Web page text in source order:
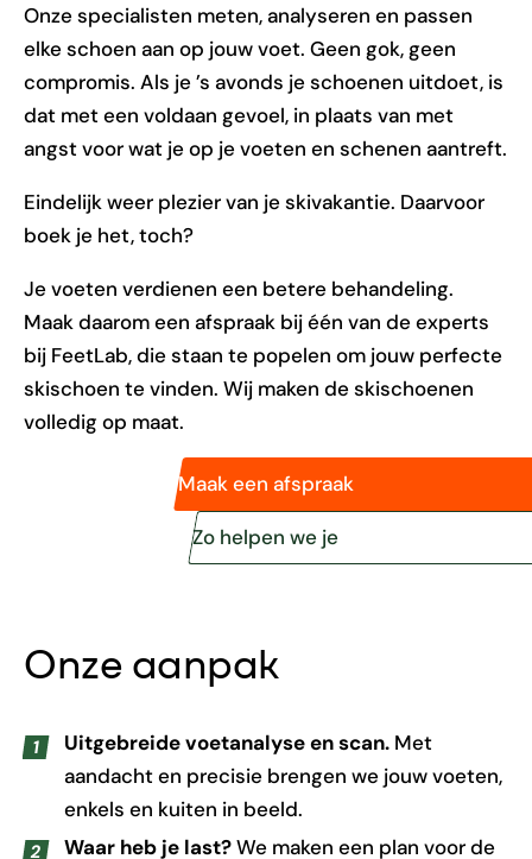
Onze specialisten meten, analyseren en passen
elke schoen aan op jouw voet. Geen gok, geen
compromis. Als je ’s avonds je schoenen uitdoet, is
dat met een voldaan gevoel, in plaats van met
angst voor wat je op je voeten en schenen aantreft.
Eindelijk weer plezier van je skivakantie. Daarvoor
boek je het, toch?
Je voeten verdienen een betere behandeling.
Maak daarom een afspraak bij één van de experts
bij FeetLab, die staan te popelen om jouw perfecte
skischoen te vinden. Wij maken de skischoenen
volledig op maat.
Maak een afspraak
Zo helpen we je
Onze aanpak
Uitgebreide voetanalyse en scan.Met
aandacht en precisie brengen we jouw voeten,
enkels en kuiten in beeld.
Waar heb je last?We maken een plan voor de